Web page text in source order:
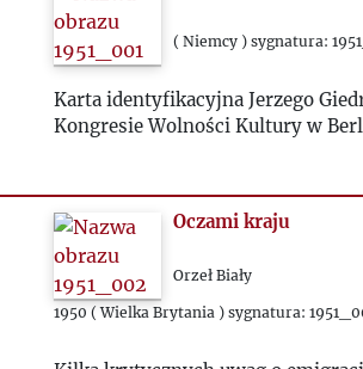
( Niemcy ) sygnatura:
Karta identyfikacyjna Jerzego
Kongresie Wolności Kultury w
Oczami kraju
Orzeł Biały
1950 ( Wielka Brytania ) sygnatura: